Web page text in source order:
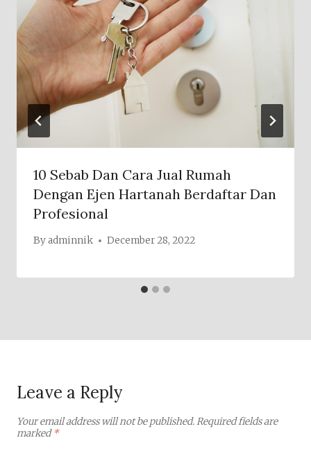
10 Sebab Dan Cara Jual Rumah
Dengan Ejen Hartanah Berdaftar Dan
Profesional
Byadminnik December 28, 2022
Leave a Reply
Your email address will not be published.Required fields are
marked*